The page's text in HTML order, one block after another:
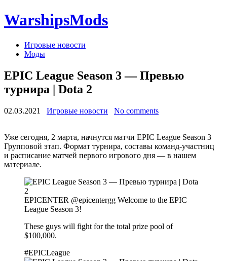
WarshipsMods
Игровые новости
Моды
EPIC League Season 3 — Превью
турнира | Dota 2
02.03.2021 Игровые новости No comments
Уже сегодня, 2 марта, начнутся матчи EPIC League Season 3
Групповой этап. Формат турнира, составы команд-участниц
и расписание матчей первого игрового дня — в нашем
материале.
EPICENTER @epicentergg Welcome to the EPIC
League Season 3!
These guys will fight for the total prize pool of
$100,000.
#EPICLeague